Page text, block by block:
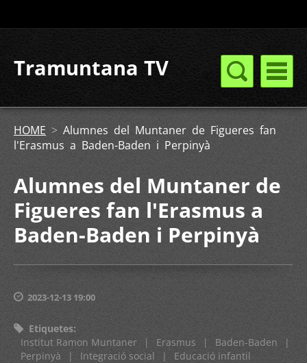
Tramuntana TV
HOME > Alumnes del Muntaner de Figueres fan
l'Erasmus a Baden-Baden i Perpinyà
Alumnes del Muntaner de
Figueres fan l'Erasmus a
Baden-Baden i Perpinyà
2023-12-13 19:00
Etiquetes:
Institut Ramon Muntaner
| Erasmus | Baden-Baden
|
Perpinyà
| Integració social | Educació infantil